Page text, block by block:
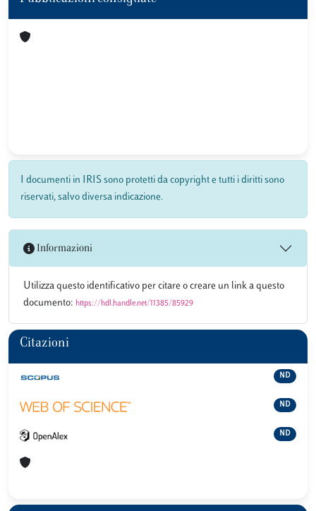
I documenti in IRIS sono protetti da copyright e tutti i diritti sono
riservati, salvo diversa indicazione.
Informazioni
Utilizza questo identificativo per citare o creare un link a questo
documento: https://hdl.handle.net/11385/85929
Citazioni
ND
ND
ND